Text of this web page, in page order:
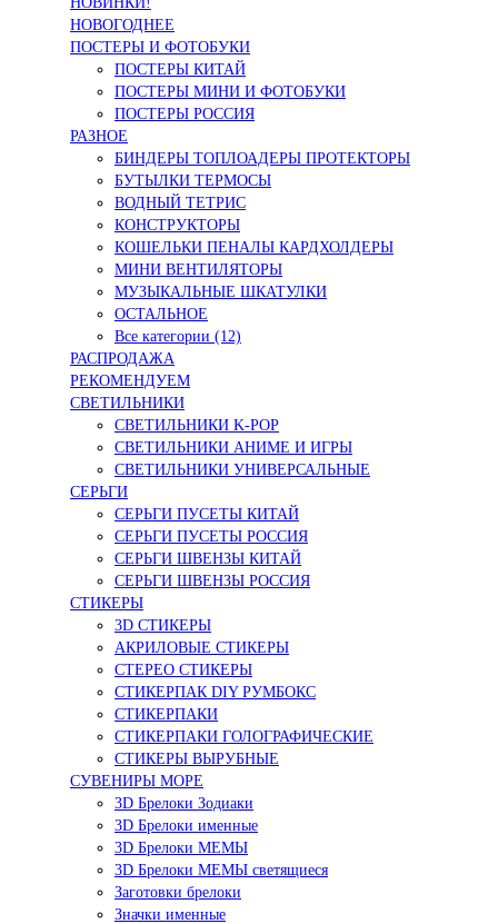
НОВОГОДНЕЕ
ПОСТЕРЫ И ФОТОБУКИ
ПОСТЕРЫ КИТАЙ
ПОСТЕРЫ МИНИ И ФОТОБУКИ
ПОСТЕРЫ РОССИЯ
РАЗНОЕ
БИНДЕРЫ ТОПЛОАДЕРЫ ПРОТЕКТОРЫ
БУТЫЛКИ ТЕРМОСЫ
ВОДНЫЙ ТЕТРИС
КОНСТРУКТОРЫ
КОШЕЛЬКИ ПЕНАЛЫ КАРДХОЛДЕРЫ
МИНИ ВЕНТИЛЯТОРЫ
МУЗЫКАЛЬНЫЕ ШКАТУЛКИ
ОСТАЛЬНОЕ
Все категории (12)
РАСПРОДАЖА
РЕКОМЕНДУЕМ
СВЕТИЛЬНИКИ
СВЕТИЛЬНИКИ K-POP
СВЕТИЛЬНИКИ АНИМЕ И ИГРЫ
СВЕТИЛЬНИКИ УНИВЕРСАЛЬНЫЕ
СЕРЬГИ
СЕРЬГИ ПУСЕТЫ КИТАЙ
СЕРЬГИ ПУСЕТЫ РОССИЯ
СЕРЬГИ ШВЕНЗЫ КИТАЙ
СЕРЬГИ ШВЕНЗЫ РОССИЯ
СТИКЕРЫ
3D СТИКЕРЫ
АКРИЛОВЫЕ СТИКЕРЫ
СТЕРЕО СТИКЕРЫ
СТИКЕРПАК DIY РУМБОКС
СТИКЕРПАКИ
СТИКЕРПАКИ ГОЛОГРАФИЧЕСКИЕ
СТИКЕРЫ ВЫРУБНЫЕ
СУВЕНИРЫ МОРЕ
3D Брелоки Зодиаки
3D Брелоки именные
3D Брелоки МЕМЫ
3D Брелоки МЕМЫ светящиеся
Заготовки брелоки
Значки именные